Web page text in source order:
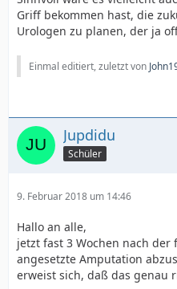
Griff bekommen hast, die
Urologen zu planen, der ja
Einmal editiert, zuletzt von
Jupdidu
Schüler
9. Februar 2018 um 14:46
Hallo an alle,
jetzt fast 3 Wochen nach
angesetzte Amputation
erweist sich, daß das genau